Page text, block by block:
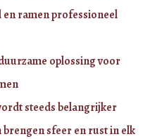
en ramen professioneel
oplossing voor
steeds belangrijker
sfeer en rust in elk